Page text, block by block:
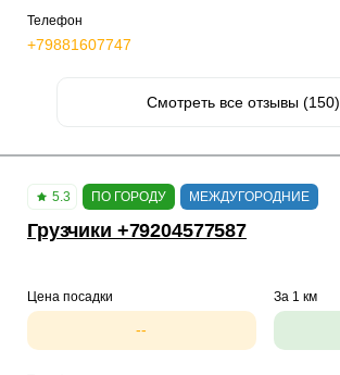
Телефон
+79881607747
Смотреть все отзывы (150)
5.3 ПО ГОРОДУ МЕЖДУГОРОДНИЕ
Грузчики +79204577587
Цена посадки
--
За 1 км